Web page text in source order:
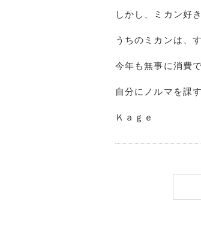
しかし、ミカン好
うちのミカンは、
今年も無事に消費
自分にノルマを課
Ｋａｇｅ